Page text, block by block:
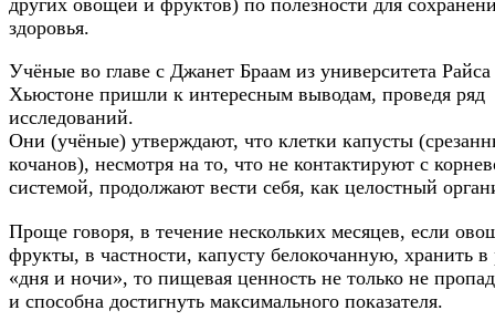
здоровья.
Учёные во главе с Джанет Брaам из университета Райса
Хьюстоне пришли к интересным выводам, проведя ряд
исследований.
Они (учёные) утверждают, что клетки капусты
кочанов), несмотря на то, что не контактируют с
системой, продолжают вести себя, как целостный
Проще говоря, в течение нескольких месяцев, если
фрукты, в частности, капусту белокочанную, хранить
«дня и ночи», то пищевая ценность не только не
и способна достигнуть максимального показателя.